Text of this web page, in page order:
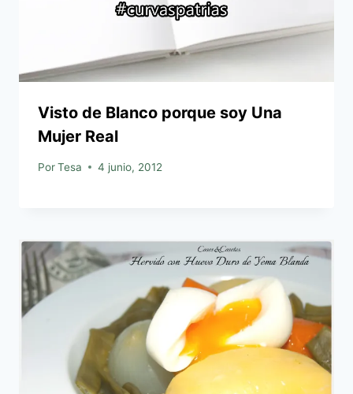
Visto de Blanco porque soy Una
Mujer Real
PorTesa 4 junio, 2012